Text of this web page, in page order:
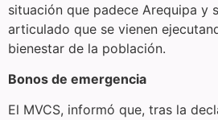
situación que padece Arequipa y
articulado que se vienen
bienestar de la población.
Bonos de emergencia
El MVCS, informó que, tras la